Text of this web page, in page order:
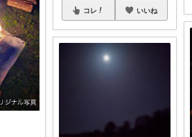
コレ いいね